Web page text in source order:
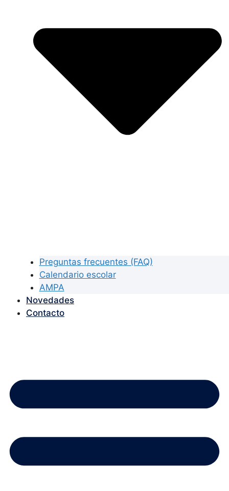
Preguntas frecuentes (FAQ)
Calendario escolar
AMPA
Novedades
Contacto